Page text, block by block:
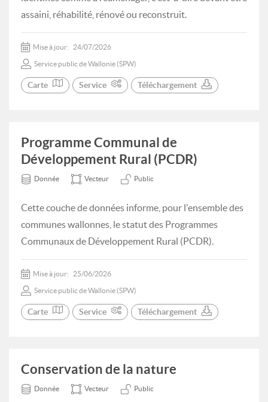
assaini, réhabilité, rénové ou reconstruit.
Mise à jour: 24/07/2026
Service public de Wallonie (SPW)
Carte Service Téléchargement
Programme Communal de
Développement Rural (PCDR)
Donnée Vecteur Public
Cette couche de données informe, pour l'ensemble des
communes wallonnes, le statut des Programmes
Communaux de Développement Rural (PCDR).
Mise à jour: 25/06/2026
Service public de Wallonie (SPW)
Carte Service Téléchargement
Conservation de la nature
Donnée Vecteur Public